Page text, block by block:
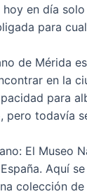
en día
para
de Mérida
en la
para
todavía
El Museo
Aquí
colección